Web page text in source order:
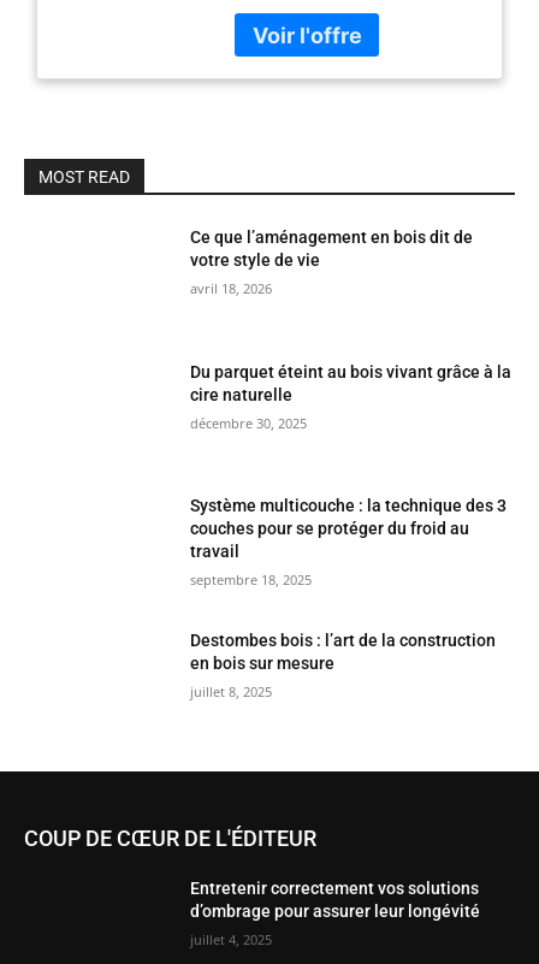
services. Gratuit, sans pub et
sans engagement.
MOST READ
Ce que l’aménagement en bois dit de
votre style de vie
avril 18, 2026
Du parquet éteint au bois vivant grâce à la
cire naturelle
décembre 30, 2025
Système multicouche : la technique des 3
couches pour se protéger du froid au
travail
septembre 18, 2025
Destombes bois : l’art de la construction
en bois sur mesure
juillet 8, 2025
COUP DE CŒUR DE L'ÉDITEUR
Entretenir correctement vos solutions
d’ombrage pour assurer leur longévité
juillet 4, 2025